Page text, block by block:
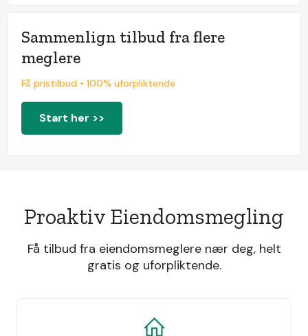
Sammenlign tilbud fra flere
meglere
Få pristilbud • 100% uforpliktende
Start her >>
Proaktiv Eiendomsmegling
Få tilbud fra eiendomsmeglere nær deg, helt
gratis og uforpliktende.